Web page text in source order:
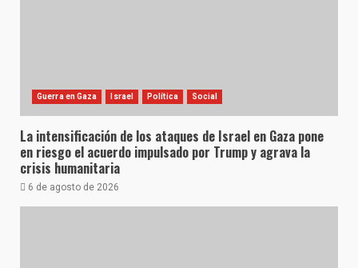
Guerra en Gaza Israel Política Social
La intensificación de los ataques de Israel en Gaza pone
en riesgo el acuerdo impulsado por Trump y agrava la
crisis humanitaria
6 de agosto de 2026